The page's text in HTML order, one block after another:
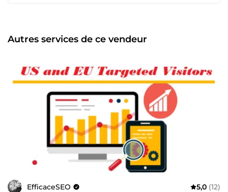
Autres services de ce vendeur
EfficaceSEO 5,0 (12)